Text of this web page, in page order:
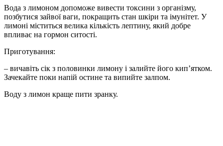
Вода з лимоном допоможе вивести токсини з організму,
позбутися зайвої ваги, покращить стан шкіри та імунітет. У
лимоні міститься велика кількість лептину, який добре
впливає на гормон ситості.
Приготування:
– вичавіть сік з половинки лимону і залийте його кип’ятком.
Зачекайте поки напій остине та випийте залпом.
Воду з лимон краще пити зранку.